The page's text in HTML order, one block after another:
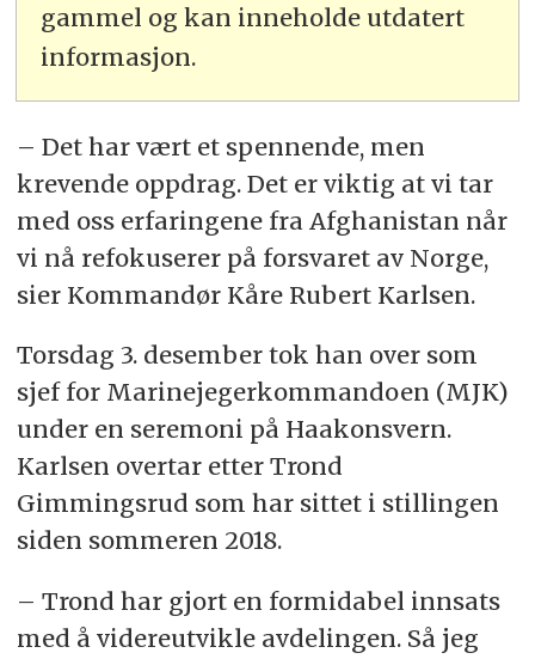
gammel og kan inneholde utdatert
informasjon.
– Det har vært et spennende, men
krevende oppdrag. Det er viktig at vi tar
med oss erfaringene fra Afghanistan når
vi nå refokuserer på forsvaret av Norge,
sier Kommandør Kåre Rubert Karlsen.
Torsdag 3. desember tok han over som
sjef for Marinejegerkommandoen (MJK)
under en seremoni på Haakonsvern.
Karlsen overtar etter Trond
Gimmingsrud som har sittet i stillingen
siden sommeren 2018.
– Trond har gjort en formidabel innsats
med å videreutvikle avdelingen. Så jeg